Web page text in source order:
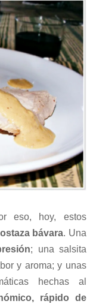
eso, hoy, estos
bávara. Una
; una salsita
y aroma; y unas
hechas al
rápido de